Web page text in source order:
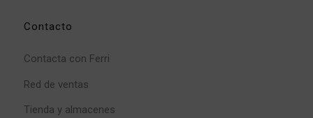
Contacto
Contacta con Ferri
Red de ventas
Tienda y almacenes